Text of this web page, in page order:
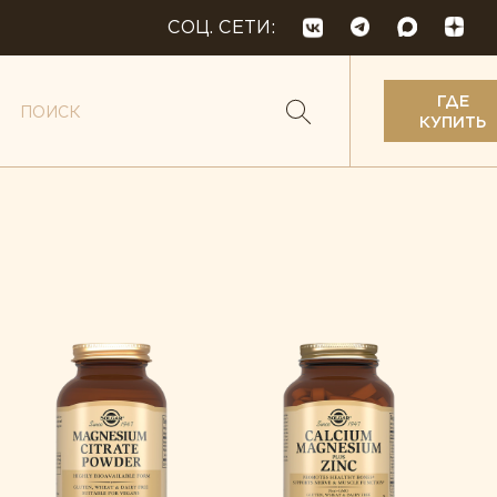
СОЦ. СЕТИ:
и веганство
ГДЕ
КУПИТЬ